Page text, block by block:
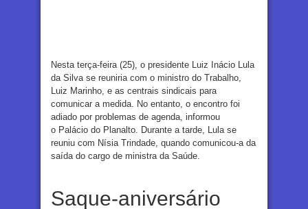
Nesta terça-feira (25), o presidente Luiz Inácio Lula
da Silva se reuniria com o ministro do Trabalho,
Luiz Marinho, e as centrais sindicais para
comunicar a medida. No entanto, o encontro foi
adiado por problemas de agenda, informou
o Palácio do Planalto. Durante a tarde, Lula se
reuniu com Nísia Trindade, quando comunicou-a da
saída do cargo de ministra da Saúde.
Saque-aniversário